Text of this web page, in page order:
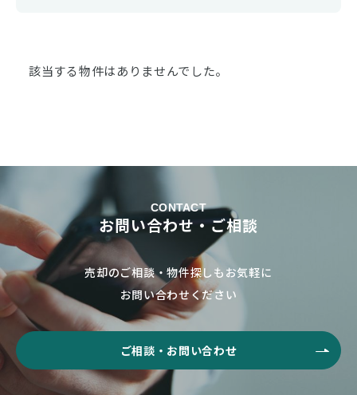
該当する物件はありませんでした。
CONTACT
お問い合わせ・ご相談
売却のご相談・物件探しもお気軽に
お問い合わせください
ご相談・お問い合わせ